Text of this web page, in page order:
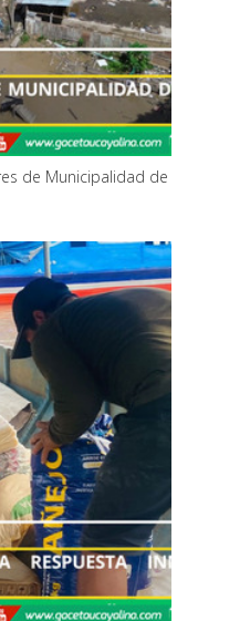
de Municipalidad de